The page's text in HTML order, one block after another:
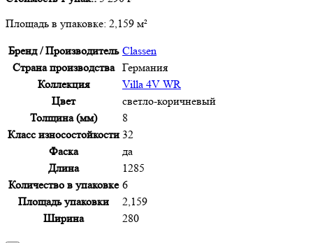
Площадь в упаковке: 2,159 м²
Бренд / Производитель Classen
Страна производства Германия
Коллекция
Villa 4V WR
Цвет
светло-коричневый
Толщина (мм)
8
Класс износостойкости 32
Фаска
да
Длина
1285
Количество в упаковке 6
Площадь упаковки
2,159
Ширина
280